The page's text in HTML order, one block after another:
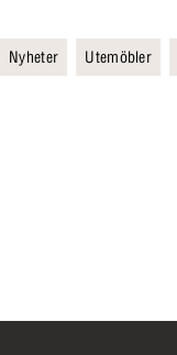
Nyheter Utemöbler